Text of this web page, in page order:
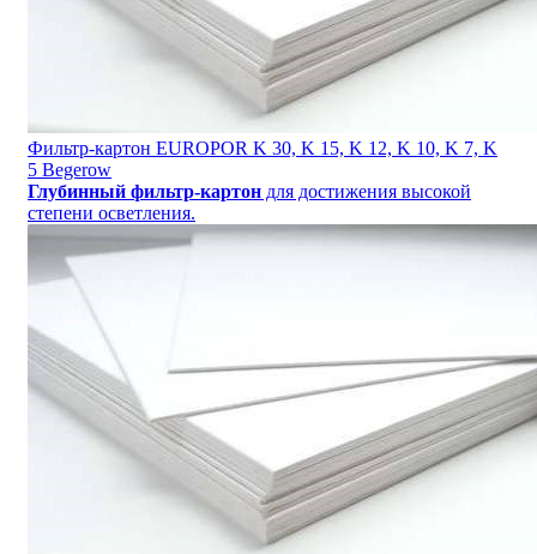
Фильтр-картон EUROPOR K 30, K 15, K 12, K 10, K 7, K
5 Begerow
Глубинный фильтр-картон для достижения высокой
степени осветления.